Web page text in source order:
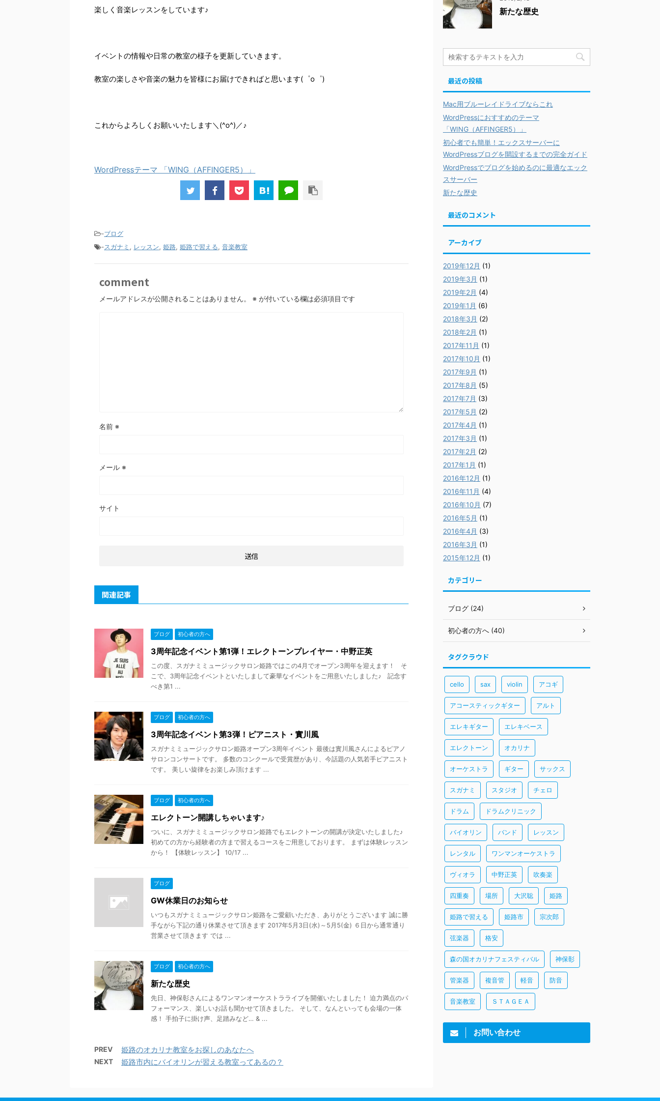
楽しく音楽レッスンをしています♪
イベントの情報や日常の教室の様子を更新していきます。
教室の楽しさや音楽の魅力を皆様にお届けできればと思います(゜o゜)
これからよろしくお願いいたします＼(^o^)／♪
WordPressテーマ 「WING（AFFINGER5）」
-ブログ
-スガナミ , レッスン, 姫路, 姫路で習える, 音楽教室
comment
メールアドレスが公開されることはありません。 ※ が付いている欄は必須項目です
名前 ※
メール ※
サイト
関連記事
ブログ 初心者の方へ
3周年記念イベント第1弾！エレクトーンプレイヤー・中野正英
この度、スガナミミュージックサロン姫路ではこの4月でオープン3周年を迎えます！ そ
こで、3周年記念イベントといたしまして豪華なイベントをご用意いたしました♪ 記念す
べき第1 ...
ブログ 初心者の方へ
3周年記念イベント第3弾！ピアニスト・實川風
スガナミミュージックサロン姫路オープン3周年イベント 最後は實川風さんによるピアノ
サロンコンサートです。 多数のコンクールで受賞歴があり、今話題の人気若手ピアニスト
です。 美しい旋律をお楽しみ頂けます ...
ブログ 初心者の方へ
エレクトーン開講しちゃいます♪
ついに、スガナミミュージックサロン姫路でもエレクトーンの開講が決定いたしました♪
初めての方から経験者の方まで習えるコースをご用意しております。 まずは体験レッスン
から！ 【体験レッスン】 10/17 ...
ブログ
GW休業日のお知らせ
いつもスガナミミュージックサロン姫路をご愛顧いただき、ありがとうございます 誠に勝
手ながら下記の通り休業させて頂きます 2017年5月3日(水)～5月5(金) ６日から通常通り
営業させて頂きます では ...
ブログ 初心者の方へ
新たな歴史
先日、神保彰さんによるワンマンオーケストラライブを開催いたしました！ 迫力満点のパ
フォーマンス、楽しいお話も聞かせて頂きました。 そして、なんといっても会場の一体
感！ 手拍子に掛け声、足踏みなど… & ...
PREV 姫路のオカリナ教室をお探しのあなたへ
NEXT 姫路市内にバイオリンが習える教室ってあるの？
新たな歴史
最近の投稿
Mac用ブルーレイドライブならこれ
WordPressにおすすめのテーマ
「WING（AFFINGER5）」
初心者でも簡単！エックスサーバーに
WordPressブログを開設するまでの完全ガイド
WordPressでブログを始めるのに最適なエック
スサーバー
新たな歴史
最近のコメント
アーカイブ
2019年12月 (1)
2019年3月 (1)
2019年2月 (4)
2019年1月 (6)
2018年3月 (2)
2018年2月 (1)
2017年11月 (1)
2017年10月 (1)
2017年9月 (1)
2017年8月 (5)
2017年7月 (3)
2017年5月 (2)
2017年4月 (1)
2017年3月 (1)
2017年2月 (2)
2017年1月 (1)
2016年12月 (1)
2016年11月 (4)
2016年10月 (7)
2016年5月 (1)
2016年4月 (3)
2016年3月 (1)
2015年12月 (1)
カテゴリー
ブログ (24)
初心者の方へ (40)
タグクラウド
cello sax violin アコギ
アコースティックギター アルト
エレキギター エレキベース
エレクトーン オカリナ
オーケストラ ギター サックス
スガナミ スタジオ チェロ
ドラム ドラムクリニック
バイオリン バンド レッスン
レンタル ワンマンオーケストラ
ヴィオラ 中野正英 吹奏楽
四重奏 場所 大沢聡 姫路
姫路で習える 姫路市 宗次郎
弦楽器 格安
森の国オカリナフェスティバル 神保彰
管楽器 複音管 軽音 防音
音楽教室 ＳＴＡＧＥＡ
お問い合わせ